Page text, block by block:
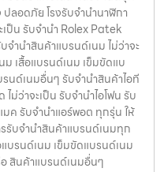
ปลอดภัย โรงรับจำนำนาฬิกา
ป็น รับจำนำ Rolex Patek
ำนำสินค้าแบรนด์เนม ไม่ว่าจะ
ม เสื้อแบรนด์เนม เข็มขัดแบ
นด์เนมอื่นๆ รับจำนำสินค้าไอที
ว่าจะเป็น รับจำนำไอโฟน รับ
ค รับจำนำแอร์พอต ทุกรุ่น ให้
รับจำนำสินค้าแบรนด์เนมทุก
แบรนด์เนม เข็มขัดแบรนด์เนม
สินค้าแบรนด์เนมอื่นๆ